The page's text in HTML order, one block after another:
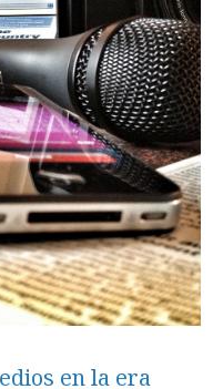
en la era